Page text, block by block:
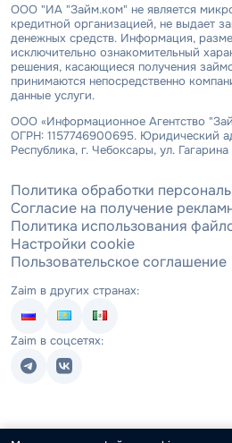
ООО "ИА "Займ.ком" не является
кредитной организацией, не выдает
денежных средств. Информация,
исключительно ознакомительный
решения, касающиеся получения
принимаются непосредственно
данные услуги.
ООО «Информационное Агентство
ОГРН: 1157746900695. Юридический
Республика, г. Чебоксары, ул.
Политика обработки
Согласие на получение
Политика использования
Настройки cookie
Пользовательское соглашение
Zaim в других странах:
Zaim в соцсетях: